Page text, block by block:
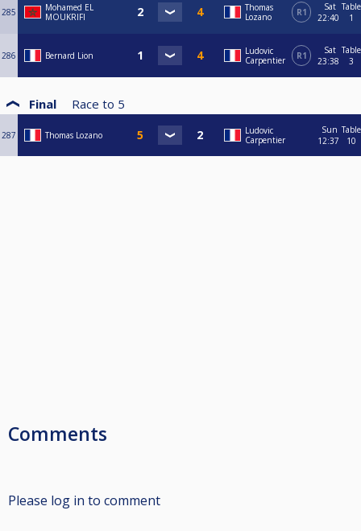
285
Mohamed EL
MOUKRIFI
Thomas
Lozano
R1
Sat
22:40
Table
1
286 Bernard Lion
Ludovic
Carpentier
R1
Sat
23:38
Table
3
Final Race to 5
287 Thomas Lozano
Ludovic
Carpentier
Sun
12:37
Table
10
Comments
Please log in to comment